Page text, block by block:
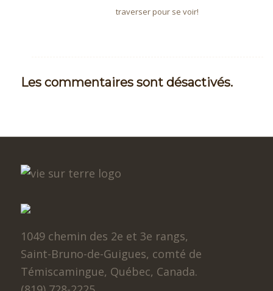
traverser pour se voir!
Les commentaires sont désactivés.
1049 chemin des 2e et 3e rangs,
Saint-Bruno-de-Guigues, comté de
Témiscamingue, Québec, Canada.